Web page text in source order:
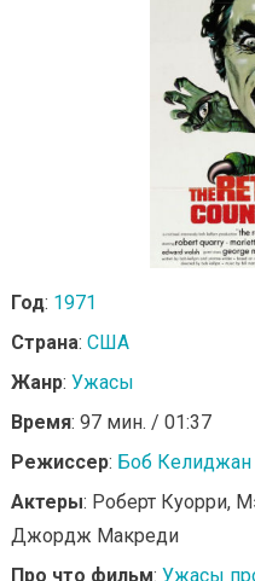
Год: 1971
Страна: США
Жанр: Ужасы
Время: 97 мин. / 01:37
Режиссер: Боб Келиджан
Актеры: Роберт Куорри,
Джордж Макреди
Про что фильм: Ужасы